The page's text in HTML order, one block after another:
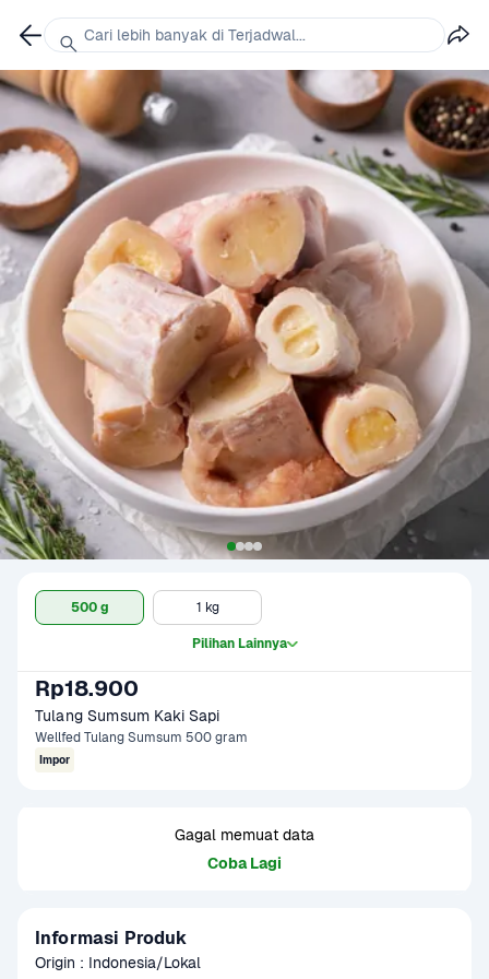
500 g 1 kg
Pilihan Lainnya
Rp18.900
Tulang Sumsum Kaki Sapi
Wellfed Tulang Sumsum 500 gram
Impor
Gagal memuat data
Coba Lagi
Informasi Produk
Origin : Indonesia/Lokal
Cari lebih banyak di Terjadwal...